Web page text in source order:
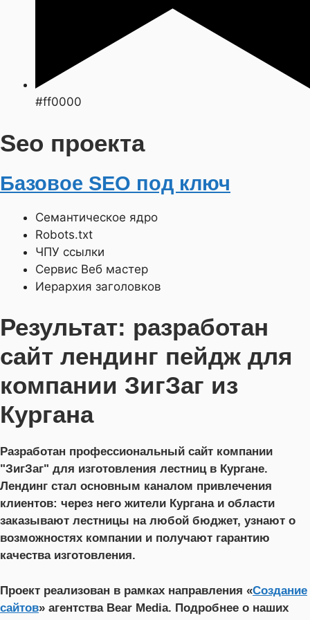
#ff0000
Seo проекта
Базовое SEO под ключ
Семантическое ядро
Robots.txt
ЧПУ ссылки
Сервис Веб мастер
Иерархия заголовков
Результат: разработан
сайт лендинг пейдж для
компании ЗигЗаг из
Кургана
Разработан профессиональный сайт компании
"ЗигЗаг" для изготовления лестниц в Кургане.
Лендинг стал основным каналом привлечения
клиентов: через него жители Кургана и области
заказывают лестницы на любой бюджет, узнают о
возможностях компании и получают гарантию
качества изготовления.
Проект реализован в рамках направления «Создание
сайтов» агентства Bear Media. Подробнее о наших